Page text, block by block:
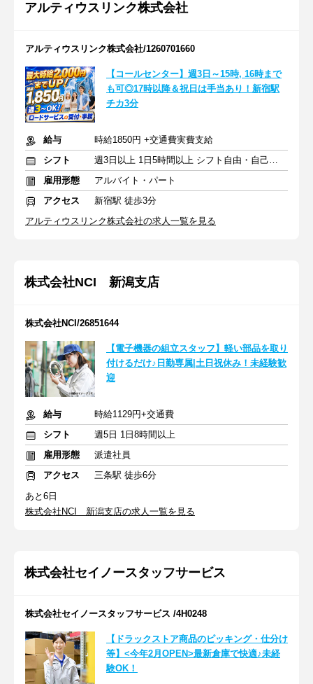
アルティウスリンク株式会社
アルティウスリンク株式会社/1260701660
【コールセンター】週3日～15時, 16時まで
も可◎17時以降＆祝日は手当あり！新宿駅
チカ3分
給与
時給1850円 +交通費実費支給
シフト
週3日以上 1日5時間以上 シフト自由・自己申告
雇用形態
アルバイト・パート
アクセス
新宿駅 徒歩3分
アルティウスリンク株式会社の求人一覧を見る
株式会社NCI 新潟支店
株式会社NCI/26851644
【電子機器の組立スタッフ】軽い部品を取り
付けるだけ♪日勤専属|土日祝休み！未経験歓
迎
給与
時給1129円+交通費
シフト
週5日 1日8時間以上
雇用形態
派遣社員
アクセス
三条駅 徒歩6分
あと6日
株式会社NCI 新潟支店の求人一覧を見る
株式会社セイノースタッフサービス
株式会社セイノースタッフサービス /4H0248
【ドラックストア商品のピッキング・仕分け
等】<今年2月OPEN>最新倉庫で快適♪未経
験OK！